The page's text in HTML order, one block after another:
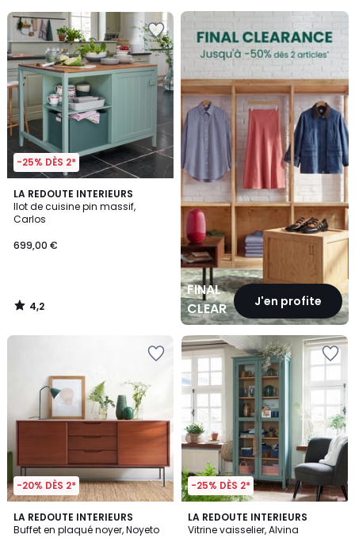
-25% DÈS 2*
LA REDOUTE INTERIEURS
Ilot de cuisine pin massif,
Carlos
699,00 €
4,2
/ 5
4,2
/
FINAL
CLEARANCEJ'en profite
FINAL
CLEARANCE
-20% DÈS 2*
LA REDOUTE INTERIEURS
Buffet en plaqué noyer, Noyeto
4
/
-25% DÈS 2*
LA REDOUTE INTERIEURS
Vitrine vaisselier, Alvina
4,5
/ 5